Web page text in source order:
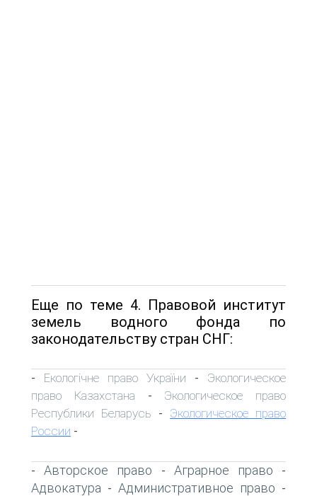
Еще по теме 4. Правовой институт
земель водного фонда по
законодательству стран СНГ:
- Екологічне право України - Экологическое
право Казахстана - Экологическое право
Республики Беларусь - Экологическое право
России -
-Авторское право - Аграрное право -
Адвокатура - Административное право -